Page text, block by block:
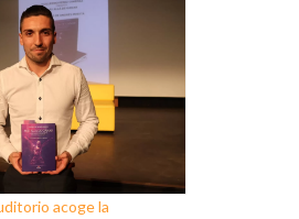
acoge la